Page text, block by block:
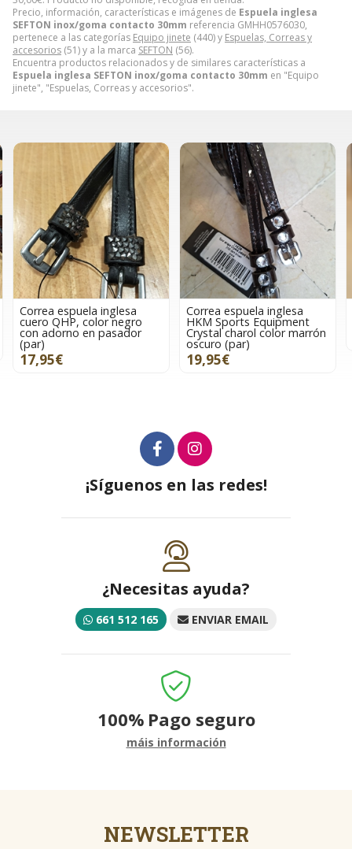
Precio, información, características e imágenes de Espuela inglesa
SEFTON inox/goma contacto 30mm referencia GMHH0576030,
pertenece a las categorías Equipo jinete (440) y Espuelas, Correas y
accesorios (51) y a la marca SEFTON (56).
Encuentra productos relacionados y de similares características a
Espuela inglesa SEFTON inox/goma contacto 30mm en "Equipo
jinete", "Espuelas, Correas y accesorios".
Correa espuela inglesa
HKM Sports Equipment
Crystal charol color marrón
oscuro (par)
19,95€
Correa espuela inglesa
nylon fino (par)
2,50€
¡Síguenos en las redes!
¿Necesitas ayuda?
661 512 165 ENVIAR EMAIL
100% Pago seguro
máis información
NEWSLETTER